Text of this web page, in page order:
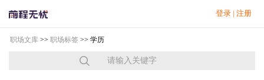
登录 | 注册
职场文库 >> 职场标签 >> 学历